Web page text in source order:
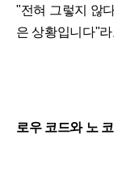
"전혀 그렇지 않
은 상황입니다"
로우 코드와 노